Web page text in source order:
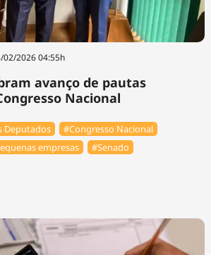
02/2026 04:55h
avanço de pautas
Nacional
Deputados
#Congresso Nacional
empresas
#Senado